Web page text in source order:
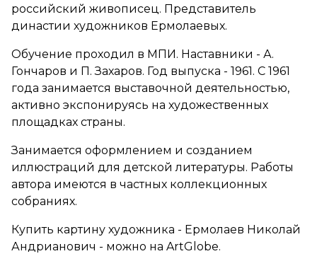
российский живописец. Представитель
династии художников Ермолаевых.
Обучение проходил в МПИ. Наставники - А.
Гончаров и П. Захаров. Год выпуска - 1961. С 1961
года занимается выставочной деятельностью,
активно экспонируясь на художественных
площадках страны.
Занимается оформлением и созданием
иллюстраций для детской литературы. Работы
автора имеются в частных коллекционных
собраниях.
Купить картину художника - Ермолаев Николай
Андрианович - можно на ArtGlobe.